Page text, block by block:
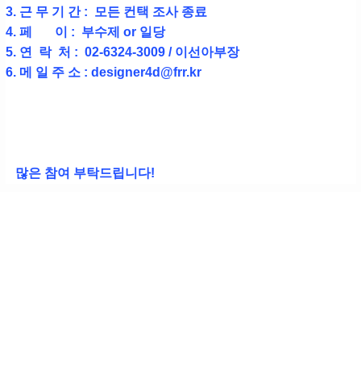
3. 근 무 기 간 : 모든 컨택 조사 종료
4. 페 이 : 부수제 or 일당
5. 연 락 처 : 02-6324-3009 / 이선아부장
6. 메 일 주 소 : designer4d@frr.kr
많은 참여 부탁드립니다!